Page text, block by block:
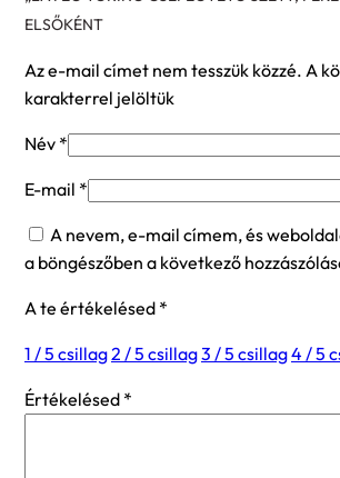
ELSŐKÉNT
Az e-mail címet nem tesszük közzé. A
karakterrel jelöltük
Név *
E-mail *
A nevem, e-mail címem, és
a böngészőben a következő
A te értékelésed *
1 / 5 csillag2 / 5 csillag3 / 5 csillag4 / 5
Értékelésed *